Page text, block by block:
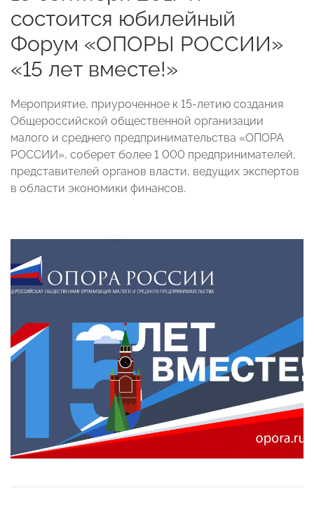
состоится юбилейный
Форум «ОПОРЫ РОССИИ»
«15 лет вместе!»
Мероприятие, приуроченное к 15-летию создания
Общероссийской общественной организации
малого и среднего предпринимательства «ОПОРА
РОССИИ», соберет более 1 000 предпринимателей,
представителей органов власти, ведущих экспертов
в области экономики финансов.